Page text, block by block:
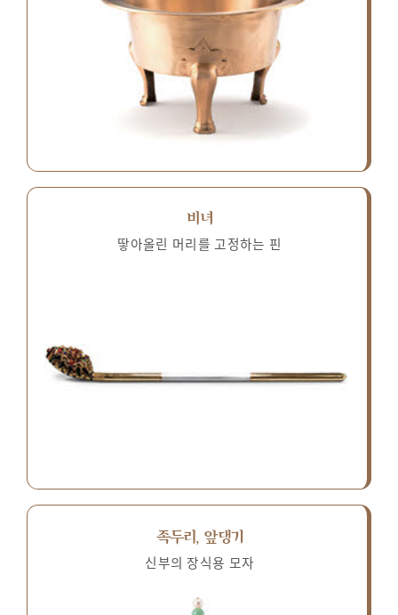
비녀
땋아올린 머리를 고정하는 핀
족두리, 앞댕기
신부의 장식용 모자